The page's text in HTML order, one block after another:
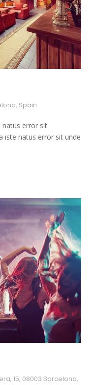
Spain
natus error sit
iste natus error sit unde
15, 08003 Barcelona,